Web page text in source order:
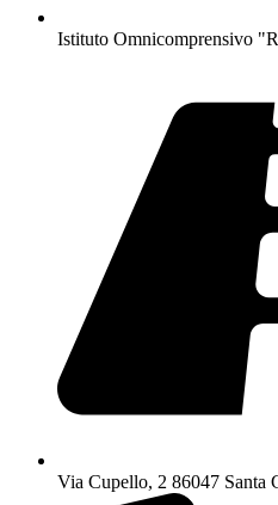
Istituto Omnicomprensivo
Via Cupello, 2 86047 Santa